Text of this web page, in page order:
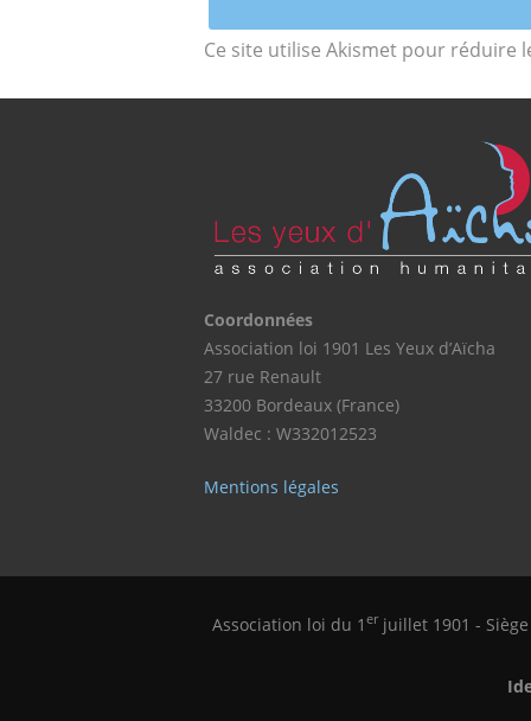
Ce site utilise Akismet pour réduire
Coordonnées
Association loi 1901 Les Yeux d’Aïcha
27 rue Renault
33200 Bordeaux (France)
Waldec : W332012523
Mentions légales
Association loi du 1 erjuillet 1901 - Siège